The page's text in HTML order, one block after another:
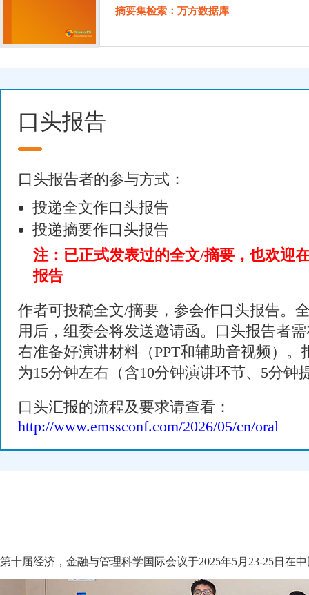
摘要集检索：万方数据库
口头报告
口头报告者的参与方式：
投递全文作口头报告
投递摘要作口头报告
注：已正式发表过的全文/摘要，也欢迎
报告
作者可投稿全文/摘要，参会作口头报告。
用后，组委会将发送邀请函。口头报告者
右准备好演讲材料（PPT和辅助音视频）。
为15分钟左右（含10分钟演讲环节、5分钟
口头汇报的流程及要求请查看：
http://www.emssconf.com/2026/05/cn/oral
第十届经济，金融与管理科学国际会议于2025年5月23-25日在